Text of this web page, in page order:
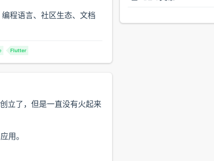
程语言、社区生态、文档
Flutter
立了，但是一直没有火起来
用。